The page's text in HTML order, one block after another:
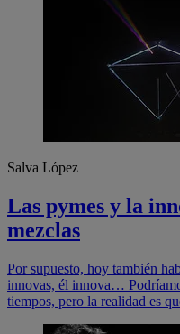
Salva López
Las pymes y la
mezclas
Por supuesto, hoy también
innovas, él innova…
tiempos, pero la realidad es